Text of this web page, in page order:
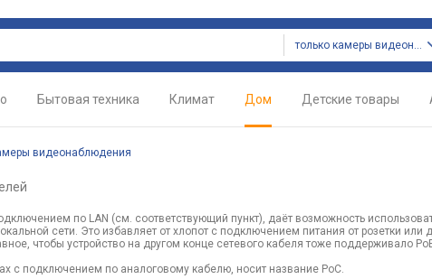
только камеры видеонаблюдения
Бытовая техника Климат Дом Детские товары
видеонаблюдения
по LAN (см. соответствующий пункт), даёт возможность
сети. Это избавляет от хлопот с подключением питания от розетки или
чтобы устройство на другом конце сетевого кабеля тоже поддерживало
с подключением по аналоговому кабелю, носит название PoC.